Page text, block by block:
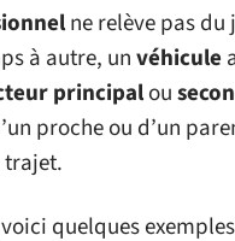
ne relève pas
à autre, unvéhicule
principalou
proche ou d’un
trajet.
quelques